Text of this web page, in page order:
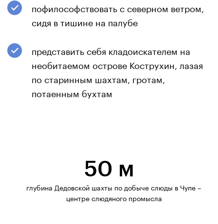
пофилософствовать с северном ветром,
сидя в тишине на палубе
представить себя кладоискателем на
необитаемом острове Кострухин, лазая
по старинным шахтам, гротам,
потаенным бухтам
50 м
глубина Дедовской шахты по добыче слюды в Чупе –
центре слюдяного промысла